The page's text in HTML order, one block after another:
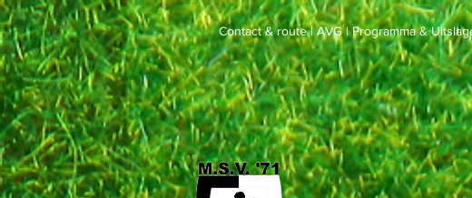
Contact & route|AVG|Programma &